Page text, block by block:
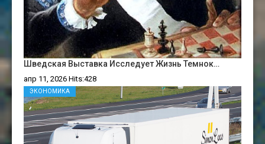
Шведская Выставка Исследует Жизнь Темнок…
апр 11, 2026 Hits:428
ЭКОНОМИКА